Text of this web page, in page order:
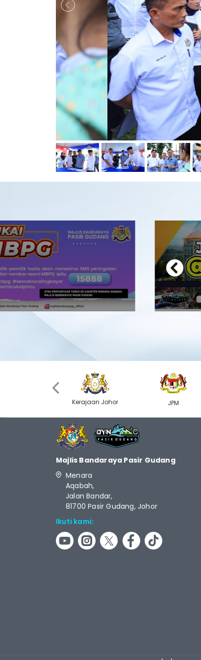
Previous
Kerajaan Johor JPM
Majlis Bandaraya Pasir Gudang
Menara
Aqabah,
Jalan Bandar,
81700 Pasir Gudang, Johor
Ikuti kami: